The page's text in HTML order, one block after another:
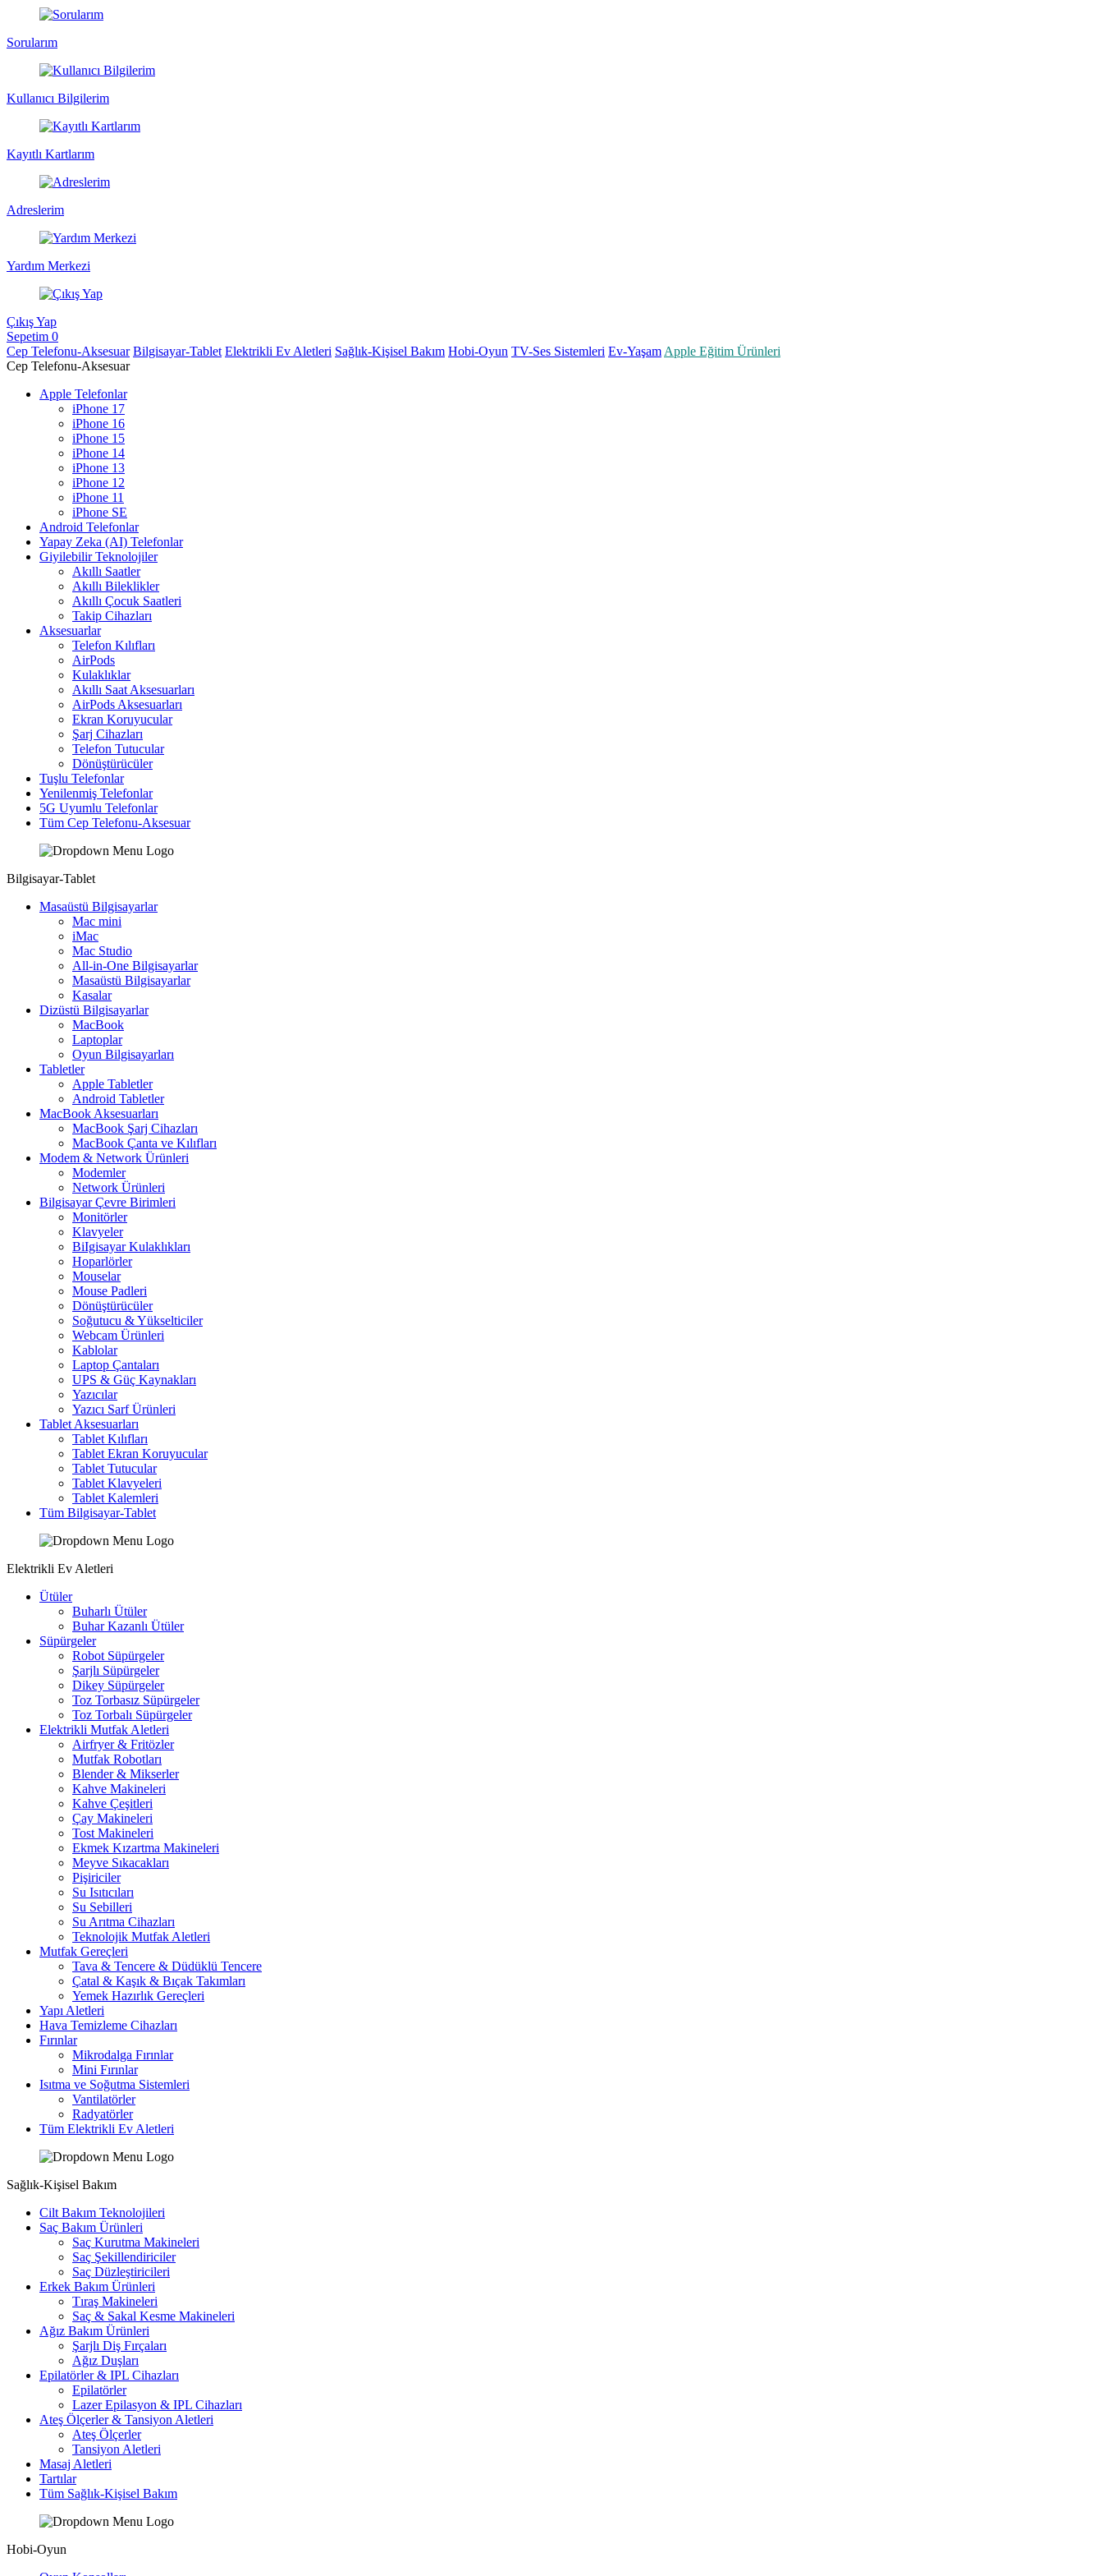
Sorularım
Kullanıcı Bilgilerim
Kayıtlı Kartlarım
Adreslerim
Yardım Merkezi
Çıkış Yap
Sepetim 0
Cep Telefonu-Aksesuar Bilgisayar-Tablet Elektrikli Ev Aletleri Sağlık-Kişisel Bakım Hobi-Oyun TV-Ses Sistemleri Ev-Yaşam Apple Eğitim Ürünleri
Cep Telefonu-Aksesuar
Apple Telefonlar
iPhone 17
iPhone 16
iPhone 15
iPhone 14
iPhone 13
iPhone 12
iPhone 11
iPhone SE
Android Telefonlar
Yapay Zeka (AI) Telefonlar
Giyilebilir Teknolojiler
Akıllı Saatler
Akıllı Bileklikler
Akıllı Çocuk Saatleri
Takip Cihazları
Aksesuarlar
Telefon Kılıfları
AirPods
Kulaklıklar
Akıllı Saat Aksesuarları
AirPods Aksesuarları
Ekran Koruyucular
Şarj Cihazları
Telefon Tutucular
Dönüştürücüler
Tuşlu Telefonlar
Yenilenmiş Telefonlar
5G Uyumlu Telefonlar
Tüm Cep Telefonu-Aksesuar
Bilgisayar-Tablet
Masaüstü Bilgisayarlar
Mac mini
iMac
Mac Studio
All-in-One Bilgisayarlar
Masaüstü Bilgisayarlar
Kasalar
Dizüstü Bilgisayarlar
MacBook
Laptoplar
Oyun Bilgisayarları
Tabletler
Apple Tabletler
Android Tabletler
MacBook Aksesuarları
MacBook Şarj Cihazları
MacBook Çanta ve Kılıfları
Modem & Network Ürünleri
Modemler
Network Ürünleri
Bilgisayar Çevre Birimleri
Monitörler
Klavyeler
BiIgisayar Kulaklıkları
Hoparlörler
Mouselar
Mouse Padleri
Dönüştürücüler
Soğutucu & Yükselticiler
Webcam Ürünleri
Kablolar
Laptop Çantaları
UPS & Güç Kaynakları
Yazıcılar
Yazıcı Sarf Ürünleri
Tablet Aksesuarları
Tablet Kılıfları
Tablet Ekran Koruyucular
Tablet Tutucular
Tablet Klavyeleri
Tablet Kalemleri
Tüm Bilgisayar-Tablet
Elektrikli Ev Aletleri
Ütüler
Buharlı Ütüler
Buhar Kazanlı Ütüler
Süpürgeler
Robot Süpürgeler
Şarjlı Süpürgeler
Dikey Süpürgeler
Toz Torbasız Süpürgeler
Toz Torbalı Süpürgeler
Elektrikli Mutfak Aletleri
Airfryer & Fritözler
Mutfak Robotları
Blender & Mikserler
Kahve Makineleri
Kahve Çeşitleri
Çay Makineleri
Tost Makineleri
Ekmek Kızartma Makineleri
Meyve Sıkacakları
Pişiriciler
Su Isıtıcıları
Su Sebilleri
Su Arıtma Cihazları
Teknolojik Mutfak Aletleri
Mutfak Gereçleri
Tava & Tencere & Düdüklü Tencere
Çatal & Kaşık & Bıçak Takımları
Yemek Hazırlık Gereçleri
Yapı Aletleri
Hava Temizleme Cihazları
Fırınlar
Mikrodalga Fırınlar
Mini Fırınlar
Isıtma ve Soğutma Sistemleri
Vantilatörler
Radyatörler
Tüm Elektrikli Ev Aletleri
Sağlık-Kişisel Bakım
Cilt Bakım Teknolojileri
Saç Bakım Ürünleri
Saç Kurutma Makineleri
Saç Şekillendiriciler
Saç Düzleştiricileri
Erkek Bakım Ürünleri
Tıraş Makineleri
Saç & Sakal Kesme Makineleri
Ağız Bakım Ürünleri
Şarjlı Diş Fırçaları
Ağız Duşları
Epilatörler & IPL Cihazları
Epilatörler
Lazer Epilasyon & IPL Cihazları
Ateş Ölçerler & Tansiyon Aletleri
Ateş Ölçerler
Tansiyon Aletleri
Masaj Aletleri
Tartılar
Tüm Sağlık-Kişisel Bakım
Hobi-Oyun